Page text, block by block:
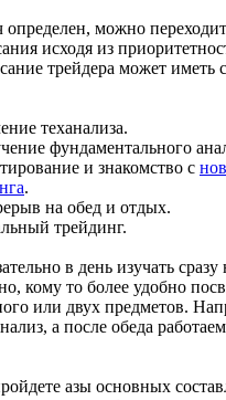
можно
исходя из
трейдера может иметь
теханализа.
фундаментального
и знакомство с
.
на обед и отдых.
трейдинг.
в день изучать сразу
кому то более удобно
или двух предметов.
а после обеда
азы основных